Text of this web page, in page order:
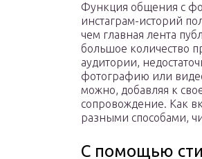
Функция общения с
инстаграм-историй
чем главная лента
большое количество
аудитории,
фотографию или
можно, добавляя к
сопровождение. Как
разными способами,
С помощью